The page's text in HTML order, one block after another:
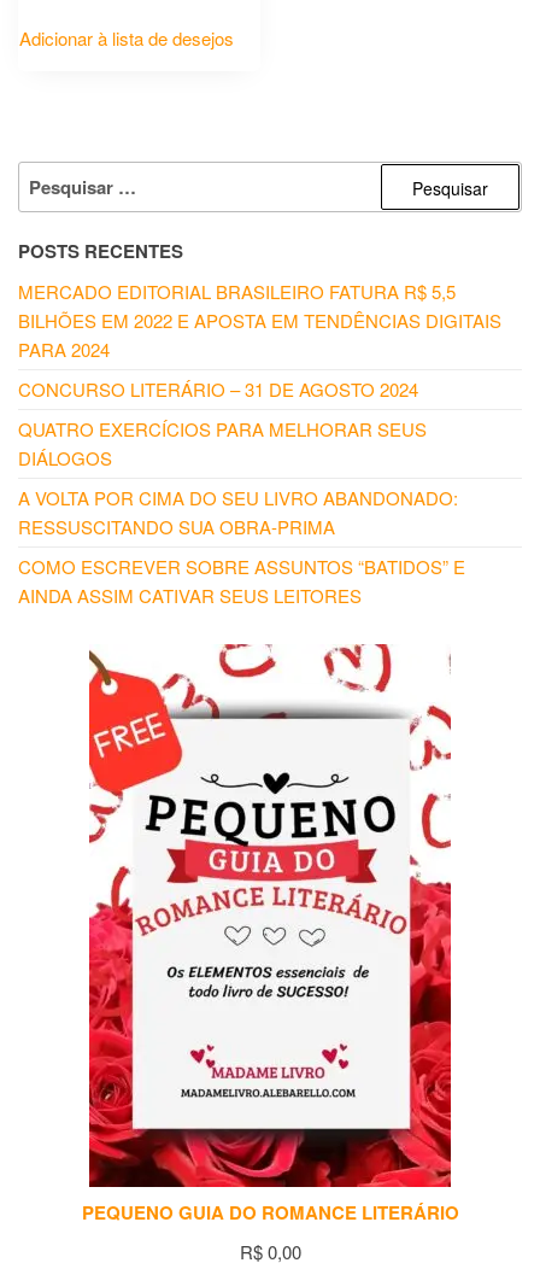
Adicionar à lista de desejos
PESQUISAR
POR:
POSTS RECENTES
MERCADO EDITORIAL BRASILEIRO FATURA R$ 5,5
BILHÕES EM 2022 E APOSTA EM TENDÊNCIAS DIGITAIS
PARA 2024
CONCURSO LITERÁRIO – 31 DE AGOSTO 2024
QUATRO EXERCÍCIOS PARA MELHORAR SEUS
DIÁLOGOS
A VOLTA POR CIMA DO SEU LIVRO ABANDONADO:
RESSUSCITANDO SUA OBRA-PRIMA
COMO ESCREVER SOBRE ASSUNTOS “BATIDOS” E
AINDA ASSIM CATIVAR SEUS LEITORES
PEQUENO GUIA DO ROMANCE LITERÁRIO
R$0,00